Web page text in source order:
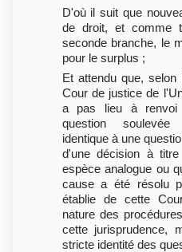
D'où il suit que
de droit, et comme
seconde branche, le
pour le surplus ;
Et attendu que,
Cour de justice de
a pas lieu à renvoi
question soulevée
identique à une
d'une décision à
espèce analogue ou
cause a été résolu
établie de cette
nature des
cette jurisprudence,
stricte identité des